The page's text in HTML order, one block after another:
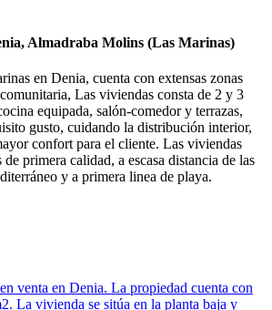
Almadraba Molins (Las Marinas)
en Denia, cuenta con extensas zonas
Las viviendas consta de 2 y 3
equipada, salón-comedor y terrazas,
gusto, cuidando la distribución interior,
confort para el cliente. Las viviendas
primera calidad, a escasa distancia de las
y a primera linea de playa.